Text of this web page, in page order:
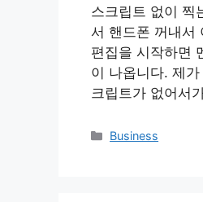
스크립트 없이 찍
서 핸드폰 꺼내서
편집을 시작하면
이 나옵니다. 제
크립트가 없어서
Categories
Business